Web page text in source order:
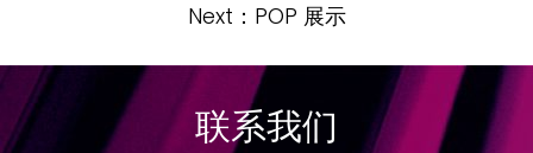
Next：POP 展示
联系我们